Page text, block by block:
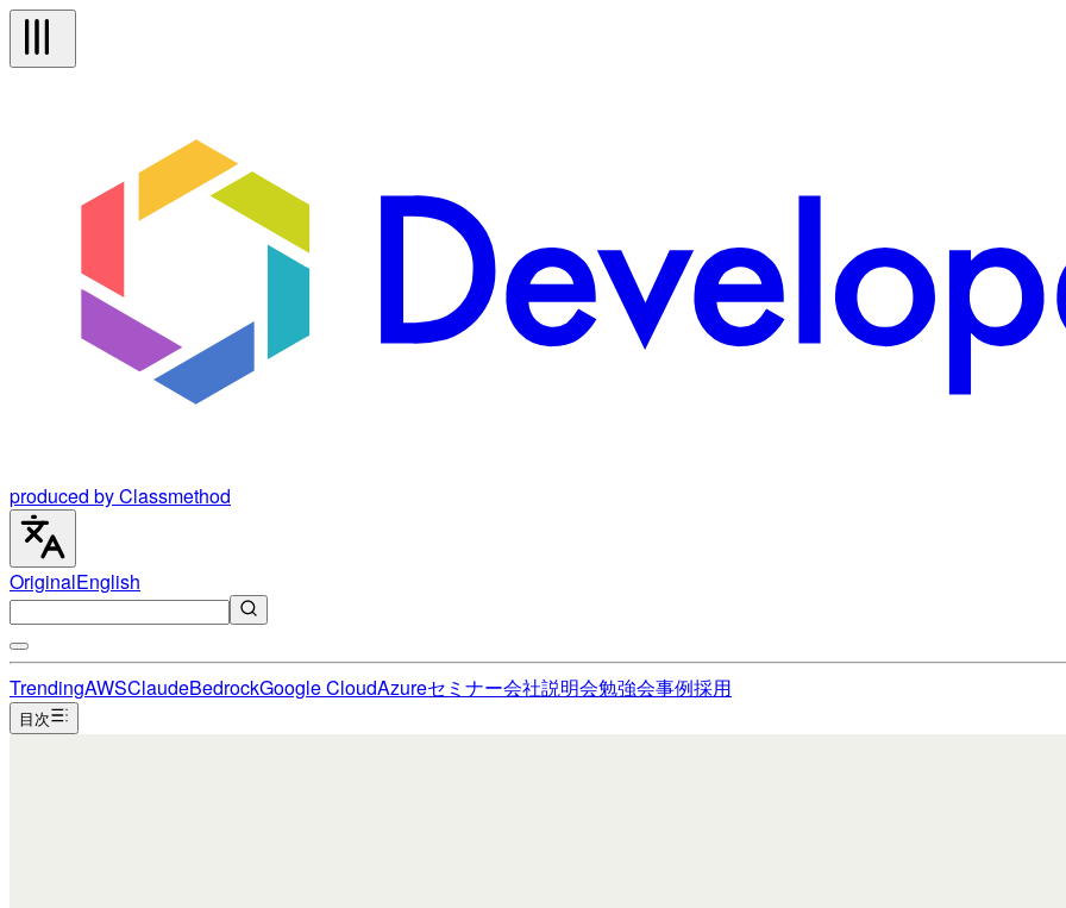
produced by Classmethod
OriginalEnglish
TrendingAWSClaudeBedrockGoogle CloudAzureセミナー会社説明会勉強会事例採用
目次